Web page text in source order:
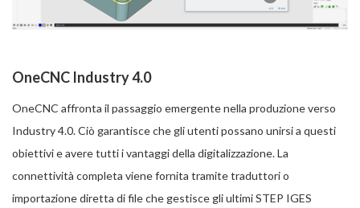
OneCNC Industry 4.0
OneCNC affronta il passaggio emergente nella produzione verso
Industry 4.0. Ciò garantisce che gli utenti possano unirsi a questi
obiettivi e avere tutti i vantaggi della digitalizzazione. La
connettività completa viene fornita tramite traduttori o
importazione diretta di file che gestisce gli ultimi STEP IGES